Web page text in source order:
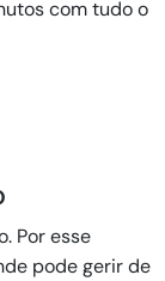
com tudo o
Por esse
pode gerir de